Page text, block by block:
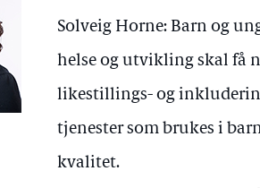
Solveig Horne: Barn og
helse og utvikling skal få
likestillings- og
tjenester som brukes i
kvalitet.